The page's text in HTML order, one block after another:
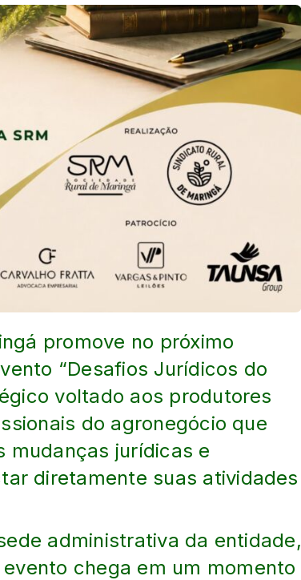
promove no próximo
“Desafios Jurídicos do
voltado aos produtores
do agronegócio que
mudanças jurídicas e
diretamente suas atividades
administrativa da entidade,
chega em um momento